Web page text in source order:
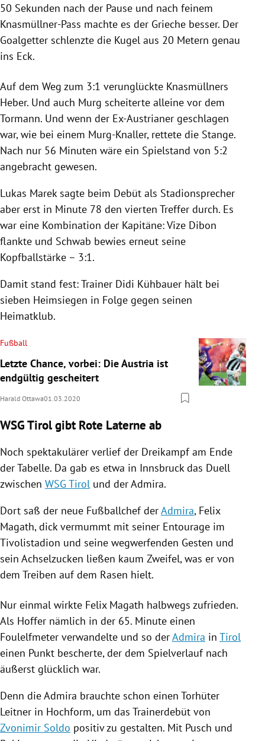
50 Sekunden nach der Pause und nach feinem
Knasmüllner-Pass machte es der Grieche besser. Der
Goalgetter schlenzte die Kugel aus 20 Metern genau
ins Eck.
Auf dem Weg zum 3:1 verunglückte Knasmüllners
Heber. Und auch Murg scheiterte alleine vor dem
Tormann. Und wenn der Ex-Austrianer geschlagen
war, wie bei einem Murg-Knaller, rettete die Stange.
Nach nur 56 Minuten wäre ein Spielstand von 5:2
angebracht gewesen.
Lukas Mareksagte beim Debüt als Stadionsprecher
aber erst in Minute 78 den vierten Treffer durch. Es
war eine Kombination der Kapitäne: Vize Dibon
flankte und Schwab bewies erneut seine
Kopfballstärke – 3:1.
Damit stand fest: Trainer Didi Kühbauer hält bei
sieben Heimsiegen in Folge gegen seinen
Heimatklub.
Fußball
Letzte Chance, vorbei: Die Austria ist
endgültig gescheitert
Harald Ottawa01.03.2020
WSG Tirol gibt Rote Laterne ab
Noch spektakulärer verlief der Dreikampf am Ende
der Tabelle. Da gab es etwa in Innsbruckdas Duell
zwischen WSG Tirol und derAdmira.
Dort saß der neue Fußballchef derAdmira, Felix
Magath, dick vermummt mit seiner Entourage im
Tivolistadion und seine wegwerfenden Gesten und
sein Achselzucken ließen kaum Zweifel, was er von
dem Treiben auf dem Rasen hielt.
Nur einmal wirkte Felix Magath halbwegs zufrieden.
Als Hoffer nämlich in der 65. Minute einen
Foulelfmeter verwandelte und so derAdmira in Tirol
einen Punkt bescherte, der dem Spielverlauf nach
äußerst glücklich war.
Denn dieAdmira brauchte schon einen Torhüter
Leitner in Hochform, um das Trainerdebüt von
Zvonimir Soldo positiv zu gestalten. Mit Pusch und